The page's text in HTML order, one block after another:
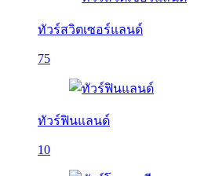
ทัวร์สวิตเซอร์แลนด์
75
ทัวร์ฟินแลนด์
10